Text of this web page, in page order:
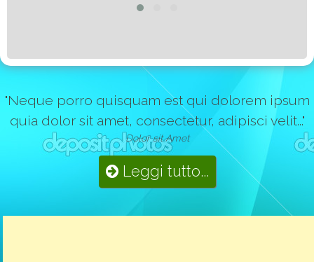
"Neque porro quisquam est qui dolorem ipsum
quia dolor sit amet, consectetur, adipisci velit..."
Dolor sit Amet
Leggi tutto...